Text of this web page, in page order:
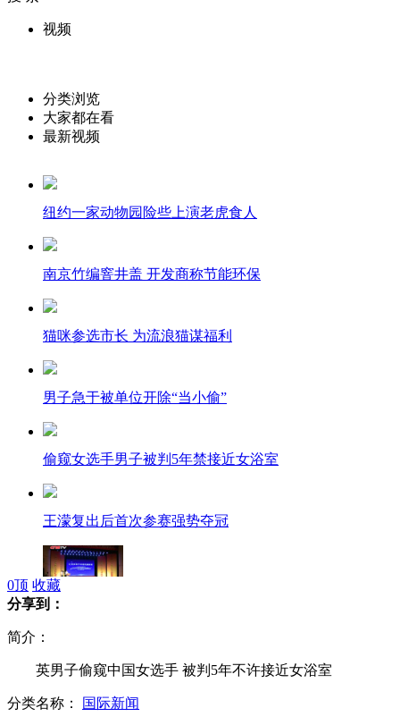
视频
分类浏览
大家都在看
最新视频
纽约一家动物园险些上演老虎食人
南京竹编窨井盖 开发商称节能环保
猫咪参选市长 为流浪猫谋福利
男子急于被单位开除“当小偷”
偷窥女选手男子被判5年禁接近女浴室
王濛复出后首次参赛强势夺冠
京城建"联合学校"缓解教育资源不均
刘翔拄拐出席母校60周年庆典
0顶 收藏
分享到：
简介：
英男子偷窥中国女选手 被判5年不许接近女浴室
分类名称： 国际新闻